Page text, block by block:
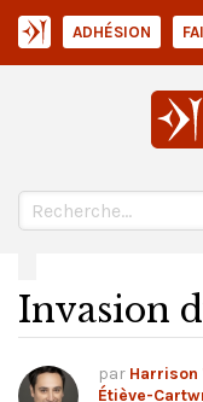
ADHÉSION
Invasion
par Harrison
Étiève-